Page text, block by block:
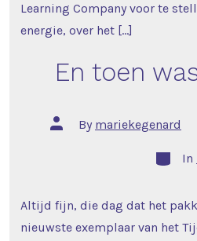
Learning Company voor te
energie, over het […]
En toen
Post
author
By mariekegenard
In
Altijd fijn, die dag dat het
nieuwste exemplaar van het